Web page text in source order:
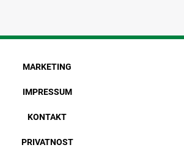
MARKETING
IMPRESSUM
KONTAKT
PRIVATNOST